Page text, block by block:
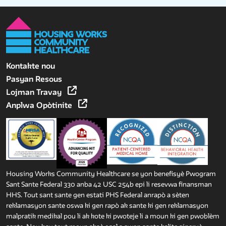
Kontakte nou
Pasyan Resous
Lojman Travay
Anplwa Opòtinite
Housing Works Community Healthcare se yon benefisyè Pwogram
Sant Sante Federal 330 anba 42 USC 254b epi li resevwa finansman
HHS. Tout sant sante gen estati PHS Federal anrapò a sèten
reklamasyon sante oswa ki gen rapò ak sante ki gen reklamasyon
malpratik medikal pou li ak kote ki pwoteje li a moun ki gen pwoblèm